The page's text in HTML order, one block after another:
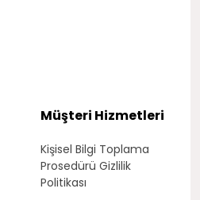
Müşteri Hizmetleri
Kişisel Bilgi Toplama
Prosedürü Gizlilik
Politikası